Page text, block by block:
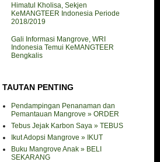
Himatul Kholisa, Sekjen
KeMANGTEER Indonesia Periode
2018/2019
Gali Informasi Mangrove, WRI
Indonesia Temui KeMANGTEER
Bengkalis
TAUTAN PENTING
Pendampingan Penanaman dan
Pemantauan Mangrove » ORDER
Tebus Jejak Karbon Saya » TEBUS
Ikut Adopsi Mangrove » IKUT
Buku Mangrove Anak » BELI
SEKARANG